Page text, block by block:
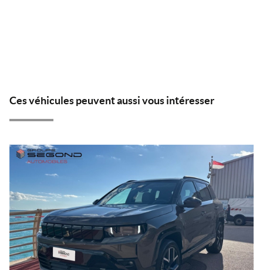
Ces véhicules peuvent aussi vous intéresser